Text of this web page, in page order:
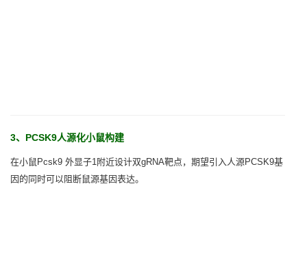
3、PCSK9人源化小鼠构建
在小鼠Pcsk9 外显子1附近设计双gRNA靶点，期望引入人源PCSK9基
因的同时可以阻断鼠源基因表达。